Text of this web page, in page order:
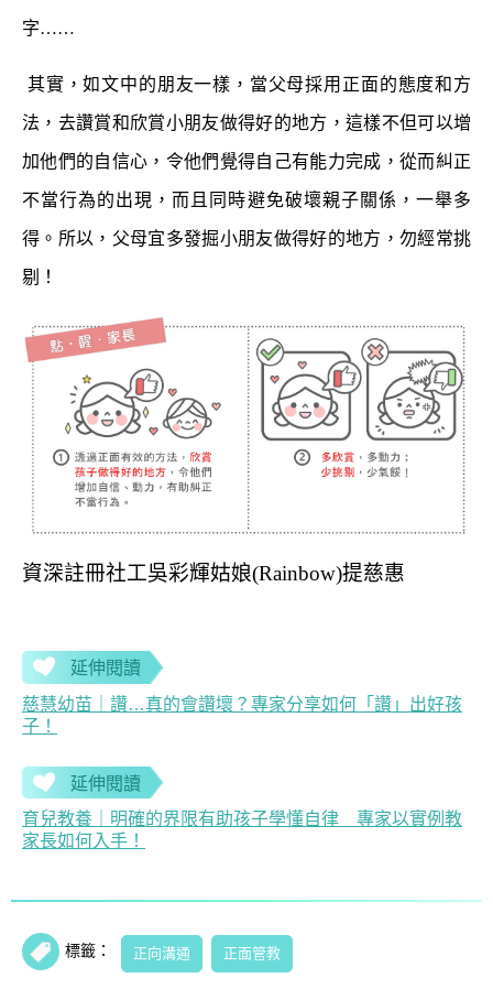
字……
其實，如文中的朋友一樣，當父母採用正面的態度和方
法，去讚賞和欣賞小朋友做得好的地方，這樣不但可以增
加他們的自信心，令他們覺得自己有能力完成，從而糾正
不當行為的出現，而且同時避免破壞親子關係，一舉多
得。所以，父母宜多發掘小朋友做得好的地方，勿經常挑
剔！
資深註冊社工吳彩輝姑娘(Rainbow)提慈惠
延伸閱讀
慈慧幼苗｜讚…真的會讚壞？專家分享如何「讚」出好孩
子！
延伸閱讀
育兒教養｜明確的界限有助孩子學懂自律 專家以實例教
家長如何入手！
標籤： 正向溝通 正面管教